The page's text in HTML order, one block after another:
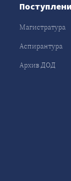
Магистратура
Аспирантура
Архив ДОД